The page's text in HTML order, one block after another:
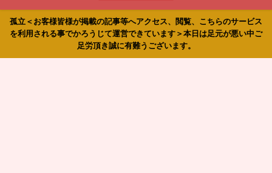
孤立＜お客様皆様が掲載の記事等へアクセス、閲覧、こちらのサービス
を利用される事でかろうじて運営できています＞本日は足元が悪い中ご
足労頂き誠に有難うございます。